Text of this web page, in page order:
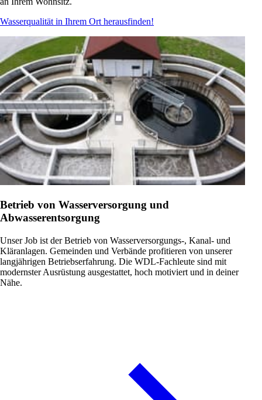
Wasserqualität in Ihrem Ort herausfinden!
Betrieb von Wasserversorgung und
Abwasserentsorgung
Unser Job ist der Betrieb von Wasserversorgungs-, Kanal- und
Kläranlagen. Gemeinden und Verbände profitieren von unserer
langjährigen Betriebserfahrung. Die WDL-Fachleute sind mit
modernster Ausrüstung ausgestattet, hoch motiviert und in deiner
Nähe.